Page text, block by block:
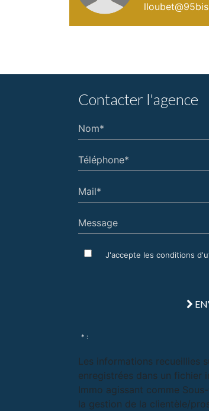
Contacter l'agence
Nom*
Téléphone*
Mail*
Message
J'accepte les conditions
* :
Les informations recueillies
enregistrées dans un fichier
Immo agissant comme
la gestion de la clientèle/